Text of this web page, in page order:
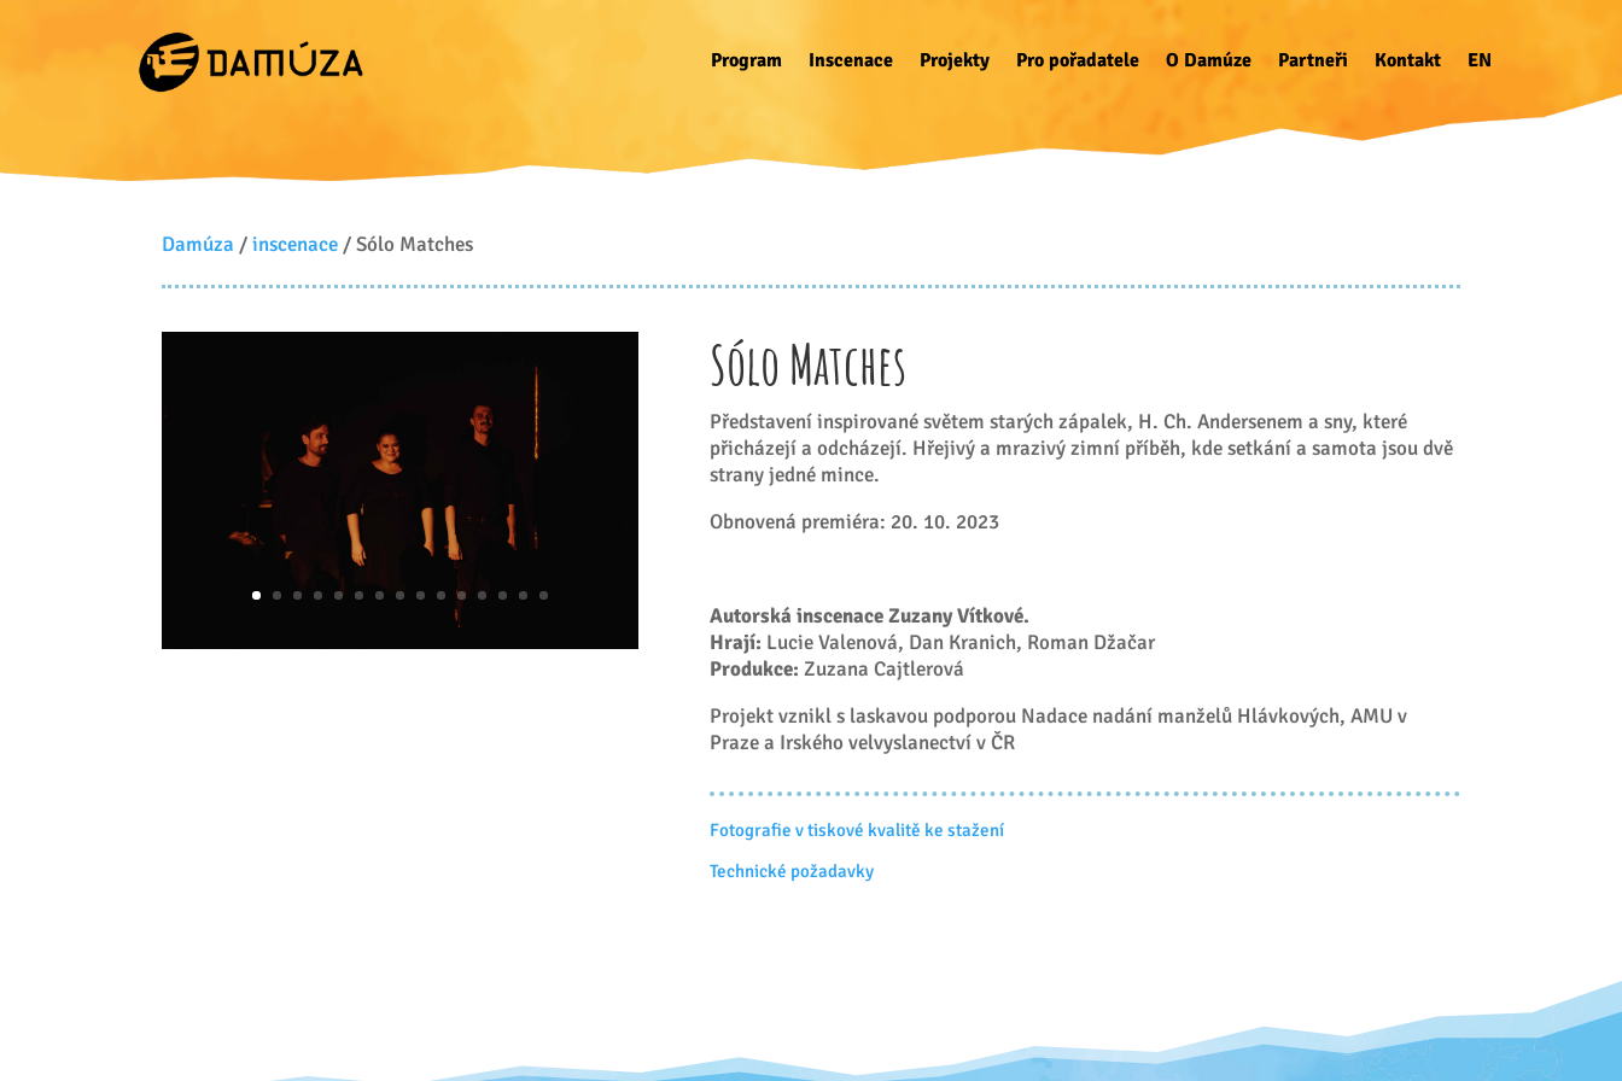
Program Inscenace Projekty Pro pořadatele O Damúze Partneři Kontakt EN
Damúza /inscenace / Sólo Matches
Sólo Matches
Představení inspirované světem starých zápalek, H. Ch. Andersenem a sny, které
přicházejí a odcházejí. Hřejivý a mrazivý zimní příběh, kde setkání a samota jsou dvě
strany jedné mince.
Obnovená premiéra: 20. 10. 2023
Autorská inscenace Zuzany Vítkové.
Hrají: Lucie Valenová, Dan Kranich, Roman Džačar
Produkce: Zuzana Cajtlerová
Projekt vznikl s laskavou podporou Nadace nadání manželů Hlávkových, AMU v
Praze a Irského velvyslanectví v ČR
Fotografie v tiskové kvalitě ke stažení
Technické požadavky